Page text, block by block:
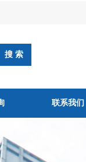
联系我们